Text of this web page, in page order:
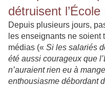
détruisent l’École
Depuis plusieurs jours,
les enseignants ne
médias (« Si les salariés
été aussi courageux que
n’auraient rien eu à
enthousiasme débordant